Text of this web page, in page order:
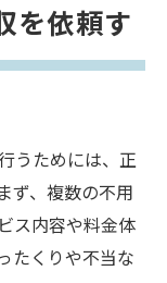
を依頼す
うためには、正
ず、複数の不用
ス内容や料金体
たくりや不当な